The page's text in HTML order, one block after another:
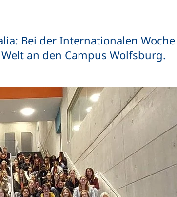
Bei der Internationalen Woche
an den Campus Wolfsburg.